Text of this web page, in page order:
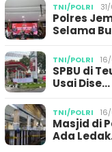
TNI/POLRI
Polres
Selama
TNI/POLRI
SPBU di
Usai Dise…
TNI/POLRI
Masjid di
Ada